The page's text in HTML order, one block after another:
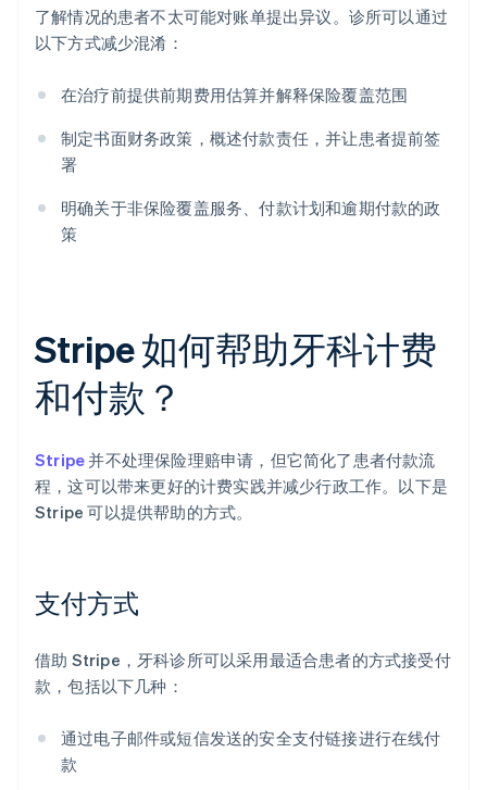
了解情况的患者不太可能对账单提出异议。诊所可以通过
以下方式减少混淆：
在治疗前提供前期费用估算并解释保险覆盖范围
制定书面财务政策，概述付款责任，并让患者提前签
署
明确关于非保险覆盖服务、付款计划和逾期付款的政
策
Stripe 如何帮助牙科计费
和付款？
Stripe并不处理保险理赔申请，但它简化了患者付款流
程，这可以带来更好的计费实践并减少行政工作。以下是
Stripe 可以提供帮助的方式。
支付方式
借助 Stripe，牙科诊所可以采用最适合患者的方式接受付
款，包括以下几种：
通过电子邮件或短信发送的安全支付链接进行在线付
款